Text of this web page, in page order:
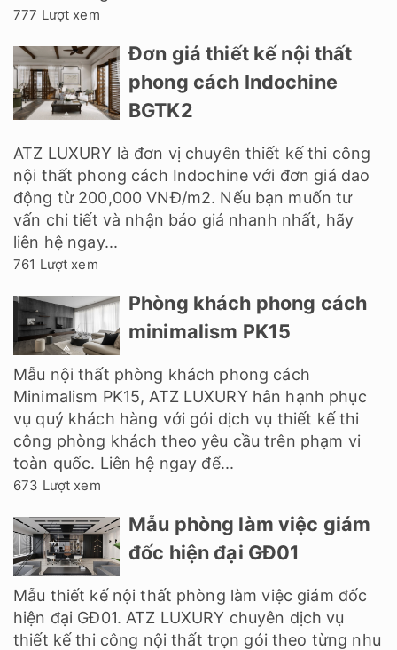
777 Lượt xem
Đơn giá thiết kế nội thất
phong cách Indochine
BGTK2
ATZ LUXURY là đơn vị chuyên thiết kế thi công
nội thất phong cách Indochine với đơn giá dao
động từ 200,000 VNĐ/m2. Nếu bạn muốn tư
vấn chi tiết và nhận báo giá nhanh nhất, hãy
liên hệ ngay...
761 Lượt xem
Phòng khách phong cách
minimalism PK15
Mẫu nội thất phòng khách phong cách
Minimalism PK15, ATZ LUXURY hân hạnh phục
vụ quý khách hàng với gói dịch vụ thiết kế thi
công phòng khách theo yêu cầu trên phạm vi
toàn quốc. Liên hệ ngay để...
673 Lượt xem
Mẫu phòng làm việc giám
đốc hiện đại GĐ01
Mẫu thiết kế nội thất phòng làm việc giám đốc
hiện đại GĐ01. ATZ LUXURY chuyên dịch vụ
thiết kế thi công nội thất trọn gói theo từng nhu